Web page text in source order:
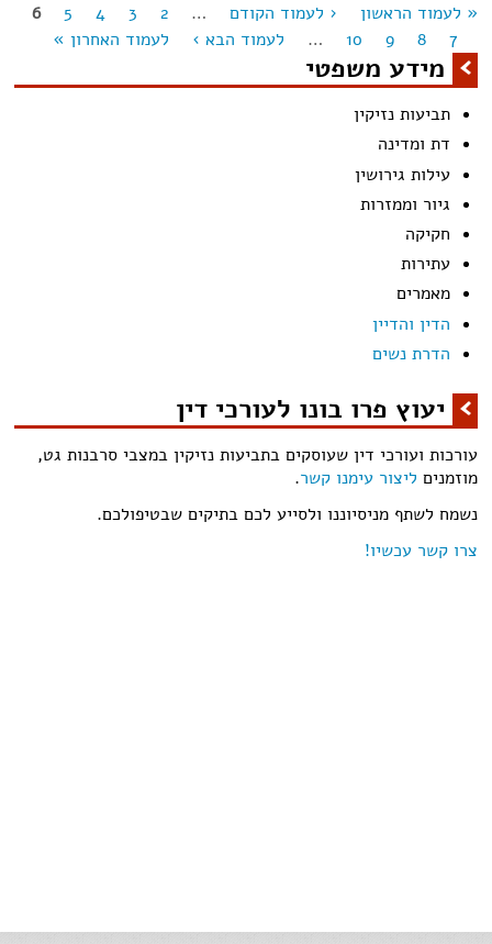
« לעמוד הראשון ‹ לעמוד הקודם …
2
3
4
5
6
7
8
9
10
… לעמוד הבא › לעמוד האחרון »
מידע משפטי
תביעות נזיקין
דת ומדינה
עילות גירושין
גיור וממזרות
חקיקה
עתירות
מאמרים
הדין והדיין
הדרת נשים
יעוץ פרו בונו לעורכי דין
עורכות ועורכי דין שעוסקים בתביעות נזיקין במצבי סרבנות גט,
מוזמנים ליצור עימנו קשר.
נשמח לשתף מניסיוננו ולסייע לכם בתיקים שבטיפולכם.
צרו קשר עכשיו!